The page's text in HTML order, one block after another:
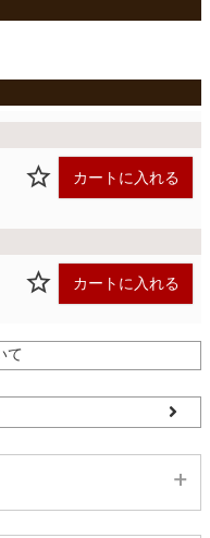
カートに入れる
カートに入れる
て